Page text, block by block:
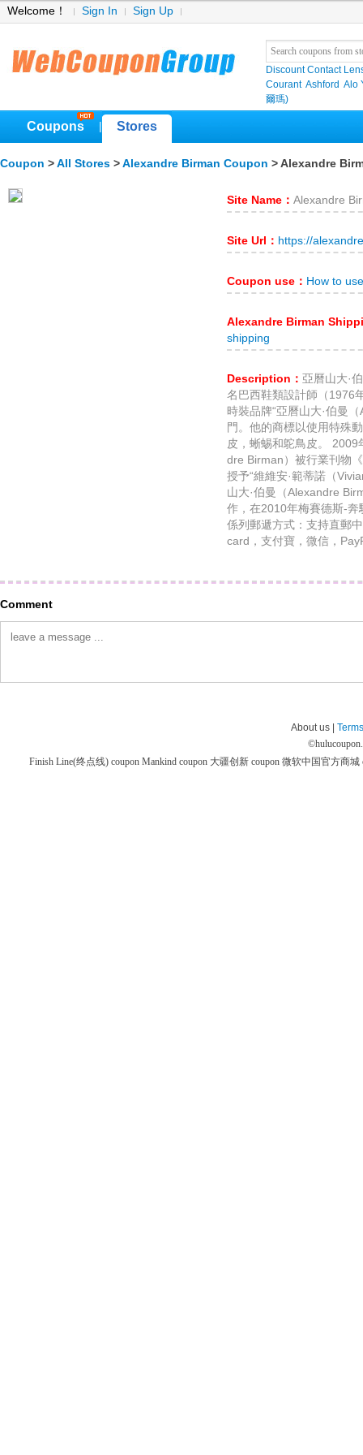
Welcome！ Sign In Sign Up
Discount Contact
Courant Ashford Alo
爾瑪)
Coupons Stores
Coupon > All Stores > Alexandre Birman Coupon > Alexandre
Site Name： Alexandre
Site Url： https://
Coupon use： How to
Alexandre Birman
shipping
Description： 亞曆山大·
名巴西鞋類設計師（1976
時裝品牌“亞曆山大·伯曼
門。他的商標以使用特殊
皮，蜥蜴和鴕鳥皮。 2009
dre Birman）被行業刊物
授予“維維安·範蒂諾（
山大·伯曼（Alexandre
作，在2010年梅賽德斯-
係列郵遞方式：支持直郵
card，支付寶，微信，
Comment
About us |
©
Finish Line(终点线) coupon Mankind coupon 大疆创新 coupon 微软中国官方商城